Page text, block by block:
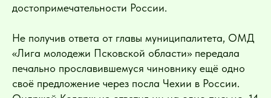
достопримечательности России.
Не получив ответа от главы муниципалитета, ОМД
«Лига молодежи Псковской области» передала
печально прославившемуся чиновнику ещё одно
своё предложение через посла Чехии в России.